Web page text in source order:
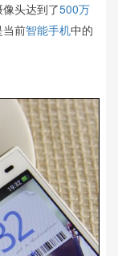
头达到了500万
当前智能手机中的